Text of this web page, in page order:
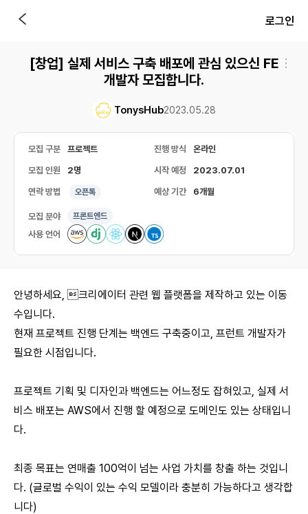
로그인
[창업] 실제 서비스 구축 배포에 관심 있으신 FE
개발자 모집합니다.
TonysHub2023.05.28
모집 구분 프로젝트 진행 방식 온라인
모집 인원 2명 시작 예정 2023.07.01
연락 방법 오픈톡 예상 기간 6개월
모집 분야 프론트엔드
사용 언어
안녕하세요, 크리에이터 관련 웹 플랫폼을 제작하고 있는 이동
수입니다.
현재 프로젝트 진행 단계는 백엔드 구축중이고, 프런트 개발자가
필요한 시점입니다.
프로젝트 기획 및 디자인과 백엔드는 어느정도 잡혀있고, 실제 서
비스 배포는 AWS에서 진행 할 예정으로 도메인도 있는 상태입니
다.
최종 목표는 연매출 100억이 넘는 사업 가치를 창출 하는 것입니
다. (글로벌 수익이 있는 수익 모델이라 충분히 가능하다고 생각합
니다)